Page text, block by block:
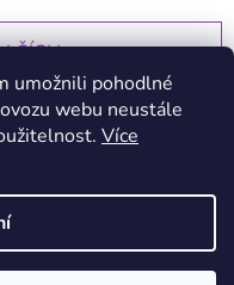
umožnili pohodlné
webu neustále
Více